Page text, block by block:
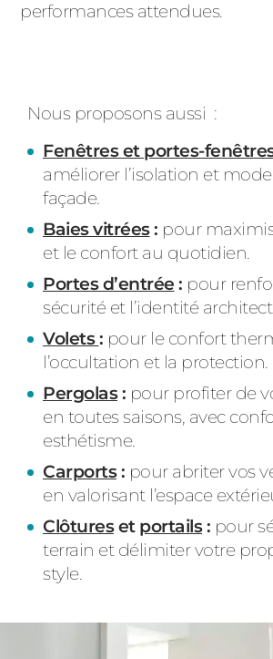
performances attendues.
Nous proposons aussi :
Fenêtres et portes-
améliorer l’isolation et
façade.
Baies vitrées: pour
et le confort au quotidien.
Portes d’entrée : pour
sécurité et l’identité
Volets: pour le confort
l’occultation et la protection.
Pergolas: pour profiter de
en toutes saisons, avec
esthétisme.
Carports: pour abriter vos
en valorisant l’espace
Clôtureset portails: pour
terrain et délimiter votre
style.